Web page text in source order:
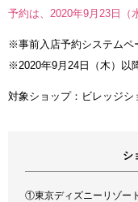
予約は、2020年9月23日（
※事前入店予約システムペ
※2020年9月24日（木）以
対象ショップ：ビレッジシ
シ
①東京ディズニーリゾー